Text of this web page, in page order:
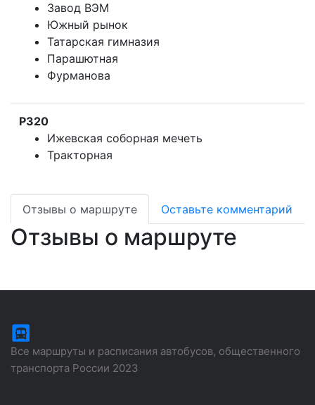
Завод ВЭМ
Южный рынок
Татарская гимназия
Парашютная
Фурманова
Р320
Ижевская соборная мечеть
Тракторная
Отзывы о маршруте Оставьте комментарий
Отзывы о маршруте
Все маршруты и расписания автобусов, общественного
транспорта России 2023